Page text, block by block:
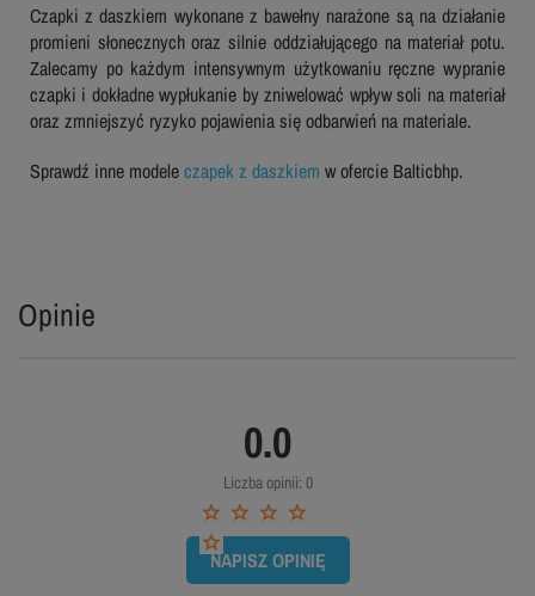
Czapki z daszkiem wykonane z bawełny narażone są na działanie
promieni słonecznych oraz silnie oddziałującego na materiał potu.
Zalecamy po każdym intensywnym użytkowaniu ręczne wypranie
czapki i dokładne wypłukanie by zniwelować wpływ soli na materiał
oraz zmniejszyć ryzyko pojawienia się odbarwień na materiale.
Sprawdź inne modeleczapek z daszkiem w ofercie Balticbhp.
Opinie
0.0
Liczba opinii: 0
NAPISZ OPINIĘ